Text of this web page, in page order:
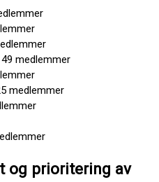
medlemmer
medlemmer
og prioritering av